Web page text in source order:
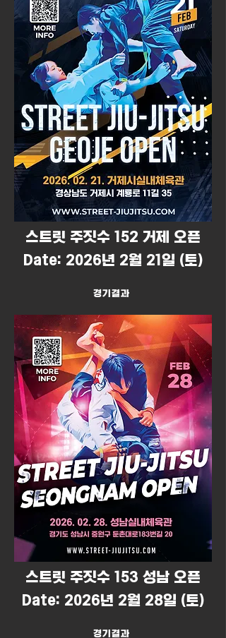
​스트릿 주짓수 152 거제 오픈
Date: 2026년 2월 21일 (토)
경기결과
​스트릿 주짓수 153 성남 오픈
Date: 2026년 2월 28일 (토)
경기결과